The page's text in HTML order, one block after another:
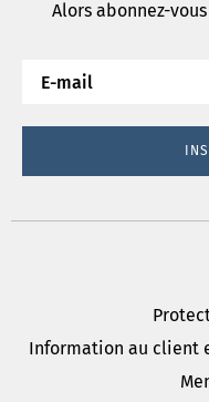
Alors abonnez-
Information au client